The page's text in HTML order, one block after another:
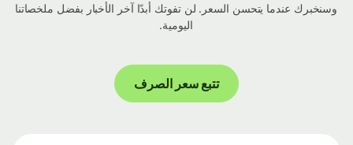
وسنخبرك عندما يتحسن السعر. لن تفوتك أبدًا آخر الأخبار بفضل ملخصاتنا
اليومية.
تتبع سعر الصرف